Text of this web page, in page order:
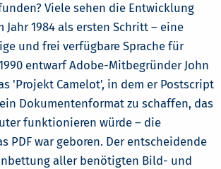
Viele sehen die Entwicklung
Jahr 1984 als ersten Schritt – eine
und frei verfügbare Sprache für
entwarf Adobe-Mitbegründer John
'Projekt Camelot', in dem er Postscript
Dokumentenformat zu schaffen, das
funktionieren würde – die
PDF war geboren. Der entscheidende
aller benötigten Bild- und